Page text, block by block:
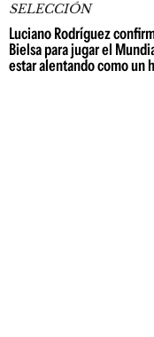
SELECCIÓN
Luciano Rodríguez
Bielsa para jugar el
estar alentando como un